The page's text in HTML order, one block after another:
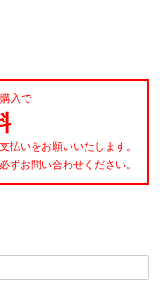
入で
いをお願いいたします。
ずお問い合わせください。